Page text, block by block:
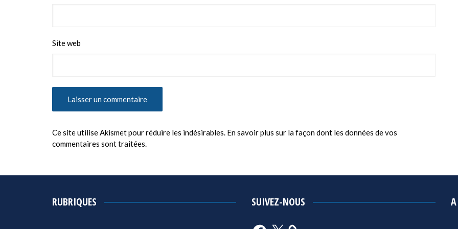
Site web
Ce site utilise Akismet pour réduire les indésirables. En savoir plus sur la façon dont les données de vos
commentaires sont traitées
RUBRIQUES SUIVEZ-NOUS
Facebook
X